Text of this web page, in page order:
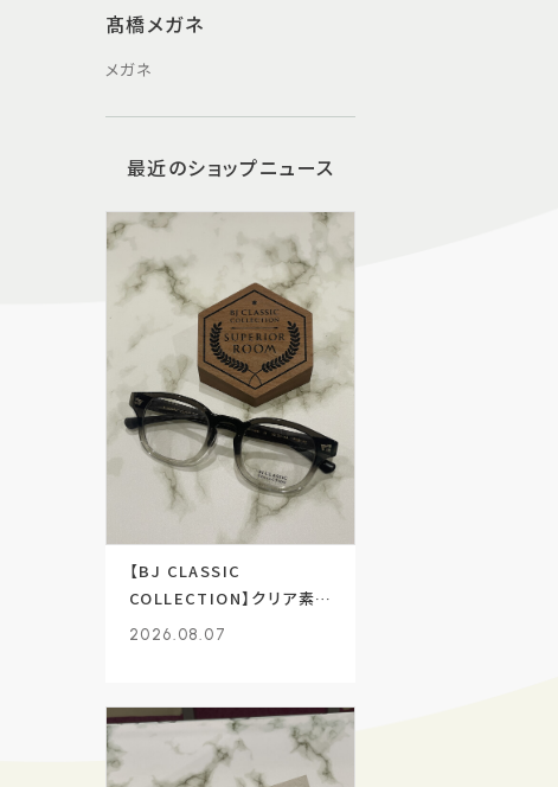
髙橋メガネ
メガネ
最近のショップニュース
【BJ CLASSIC
COLLECTION】クリア素材
採用のセルフレーム！
2026.08.07